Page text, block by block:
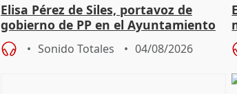
Elisa Pérez de Siles, portavoz de
gobierno de PP en el Ayuntamiento
de Málaga, deja la política
Sonido Totales 04/08/2026